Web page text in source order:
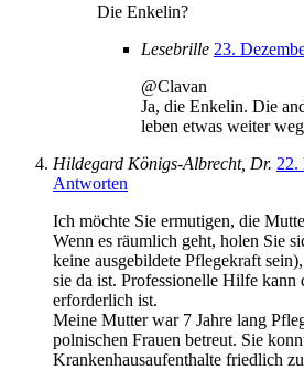
Die Enkelin?
Lesebrille 23.
@Clavan
Ja, die Enkelin. Die
leben etwas weiter
Hildegard Königs-Albrecht, Dr. 22.
Antworten
Ich möchte Sie ermutigen, die
Wenn es räumlich geht, holen Sie
keine ausgebildete Pflegekraft
sie da ist. Professionelle Hilfe kann
erforderlich ist.
Meine Mutter war 7 Jahre lang
polnischen Frauen betreut. Sie
Krankenhausaufenthalte friedlich